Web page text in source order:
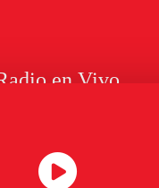
en Vivo